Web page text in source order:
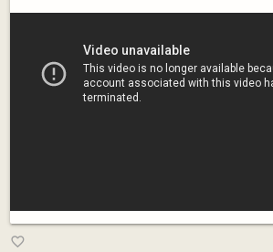
favorite_border